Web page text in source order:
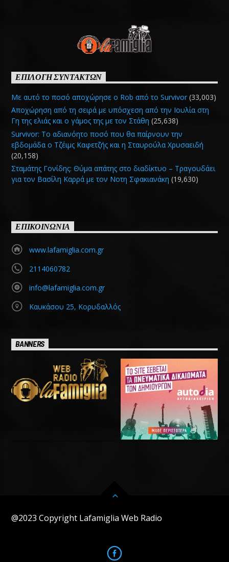
ΕΠΙΛΟΓΗ ΣΥΝΤΑΚΤΩΝ
Με αυτό το ποσό αποχώρησε ο Rob από το Survivor (33,003)
Αποχώρηση από τη σειρά με υπόσχεση από την Ιουλία στη
Γη της ελιάς και ο γάμος της με τον Στάθη (25,638)
Survivor: Το αδιανόητο ποσό που θα παίρνουν την
εβδομάδα ο Τζέιμς Καφετζής και η Σταυρούλα Χρυσαειδή
(20,158)
Σταμάτης Γονίδης: Θύμα απάτης στο διαδίκτυο – Τραγουδάει
για τον Βασίλη Καρρά με τον Νοτη Σφακιανάκη (19,630)
ΕΠΙΚΟΙΝΩΝΙΑ
www.lafamiglia.com.gr
2114060782
info@lafamiglia.com.gr
Καυκάσου 25, Κορυδαλλός
BANNERS
@2023 Copyright Lafamiglia Web Radio